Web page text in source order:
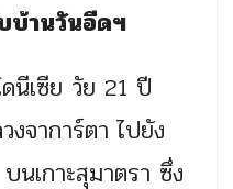
บ้านวันอีดฯ
นีเซีย วัย 21 ปี
งจาการ์ตา ไปยัง
นเกาะสุมาตรา ซึ่ง